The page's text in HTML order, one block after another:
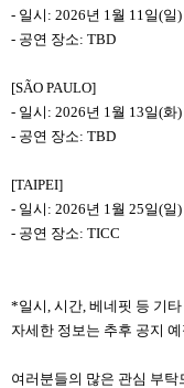
- 일시: 2026년 1월 11일(일)
- 공연 장소: TBD
[SÃO PAULO]
- 일시: 2026년 1월 13일(화)
- 공연 장소: TBD
[TAIPEI]
- 일시: 2026년 1월 25일(일)
- 공연 장소: TICC
*일시, 시간, 베네핏 등 기
자세한 정보는 추후 공지 예
여러분들의 많은 관심 부탁